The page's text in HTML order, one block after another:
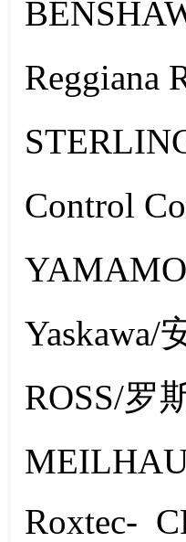
Reggiana
Control
Yaskawa/
ROSS/罗
Roxtec-